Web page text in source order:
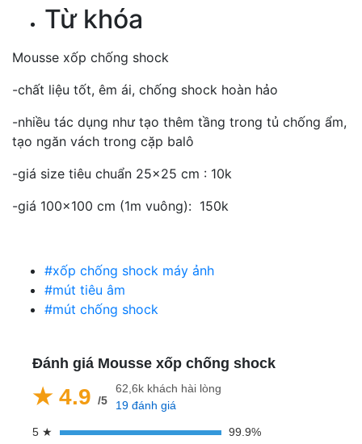
Từ khóa
Mousse xốp chống shock
-chất liệu tốt, êm ái, chống shock hoàn hảo
-nhiều tác dụng như tạo thêm tầng trong tủ chống ẩm,
tạo ngăn vách trong cặp balô
-giá size tiêu chuẩn 25x25 cm : 10k
-giá 100x100 cm (1m vuông): 150k
#xốp chống shock máy ảnh
#mút tiêu âm
#mút chống shock
Đánh giá Mousse xốp chống shock
★ 4.9 /5
62,6k khách hài lòng
19 đánh giá
5 ★
99.9%